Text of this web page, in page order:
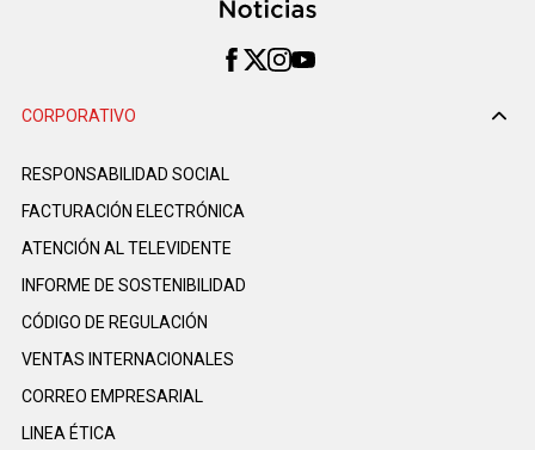
CORPORATIVO
RESPONSABILIDAD SOCIAL
FACTURACIÓN ELECTRÓNICA
ATENCIÓN AL TELEVIDENTE
INFORME DE SOSTENIBILIDAD
CÓDIGO DE REGULACIÓN
VENTAS INTERNACIONALES
CORREO EMPRESARIAL
LINEA ÉTICA